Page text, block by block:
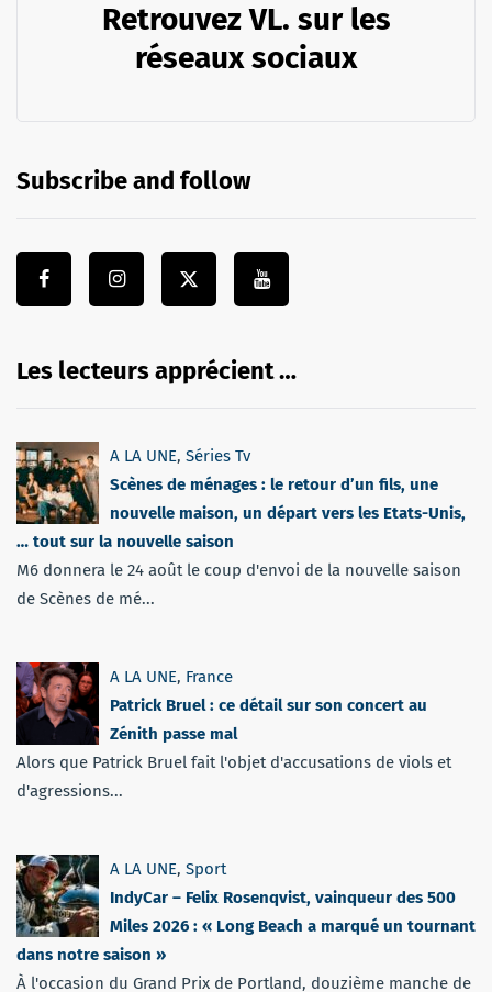
Retrouvez VL. sur les
réseaux sociaux
Subscribe and follow
Les lecteurs apprécient …
A LA UNE, Séries Tv
Scènes de ménages : le retour d’un fils, une
nouvelle maison, un départ vers les Etats-Unis,
… tout sur la nouvelle saison
M6 donnera le 24 août le coup d'envoi de la nouvelle saison
de Scènes de mé...
A LA UNE, France
Patrick Bruel : ce détail sur son concert au
Zénith passe mal
Alors que Patrick Bruel fait l'objet d'accusations de viols et
d'agressions...
A LA UNE, Sport
IndyCar – Felix Rosenqvist, vainqueur des 500
Miles 2026 : « Long Beach a marqué un tournant
dans notre saison »
À l'occasion du Grand Prix de Portland, douzième manche de